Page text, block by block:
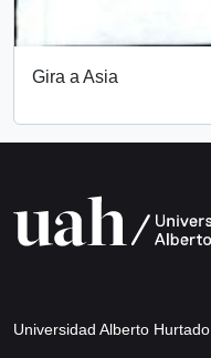
Gira a Asia
Universidad Alberto Hurtado